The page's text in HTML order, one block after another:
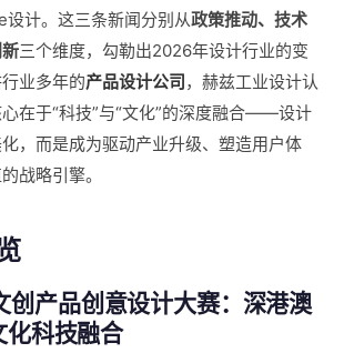
计。这三条新闻分别从政策推动、技术
三个维度，勾勒出2026年设计行业的变
业多年的产品设计公司，赫兹工业设计认
在于“科技”与“文化”的深度融合——设计
，而是成为驱动产业升级、塑造用户体
战略引擎。
创产品创意设计大赛：深港澳
化科技融合